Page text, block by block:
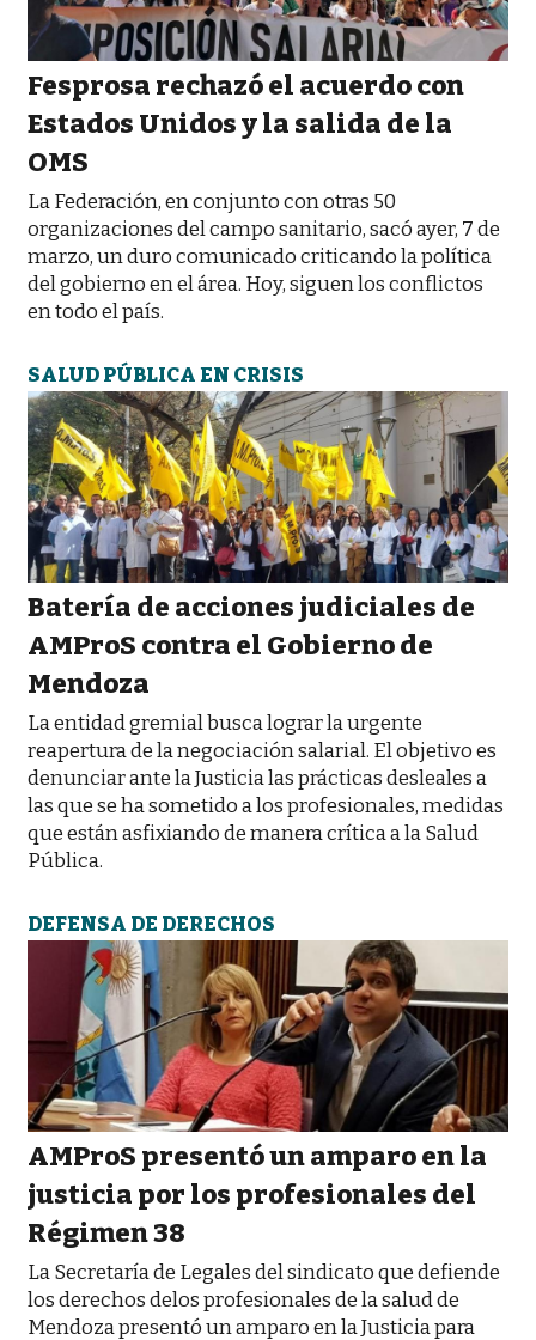
Fesprosa rechazó el acuerdo con
Estados Unidos y la salida de la
OMS
La Federación, en conjunto con otras 50
organizaciones del campo sanitario, sacó ayer, 7 de
marzo, un duro comunicado criticando la política
del gobierno en el área. Hoy, siguen los conflictos
en todo el país.
SALUD PÚBLICA EN CRISIS
Batería de acciones judiciales de
AMProS contra el Gobierno de
Mendoza
La entidad gremial busca lograr la urgente
reapertura de la negociación salarial. El objetivo es
denunciar ante la Justicia las prácticas desleales a
las que se ha sometido a los profesionales, medidas
que están asfixiando de manera crítica a la Salud
Pública.
DEFENSA DE DERECHOS
AMProS presentó un amparo en la
justicia por los profesionales del
Régimen 38
La Secretaría de Legales del sindicato que defiende
los derechos delos profesionales de la salud de
Mendoza presentó un amparo en la Justicia para